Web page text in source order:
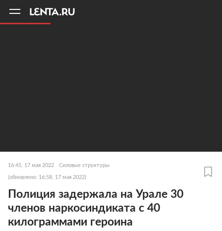
16:45, 17 мая 2022 Силовые структуры
(обновлено: 16:58, 17 мая 2022)
Полиция задержала на Урале 30
членов наркосиндиката с 40
килограммами героина